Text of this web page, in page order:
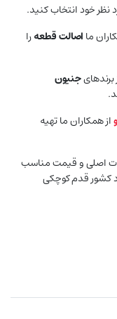
نظر خود انتخاب کنید.
ما اصالت قطعهرا
برندهایجنیون
از همکاران ما تهیه
اصلی و قیمت مناسب
کشور قدم کوچکی